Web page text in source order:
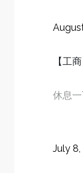
【工
休息
July 8,